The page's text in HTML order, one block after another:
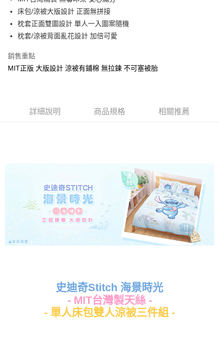
悠遊付
Google Pay
運送方式
7-11★依產品說明
床包/涼被大版設計 正面無拼接
枕套正面雙圖設計 單人一入圖案隨機
枕套/涼被背面亂花設計 加倍可愛
銷售重點
MIT正版 大版設計 涼被有鋪棉 無拉鍊 不可塞被胎
詳細說明 商品規格 相關推薦
史迪奇Stitch 海景時光
- MIT台灣製天絲 -
- 單人床包雙人涼被三件組 -